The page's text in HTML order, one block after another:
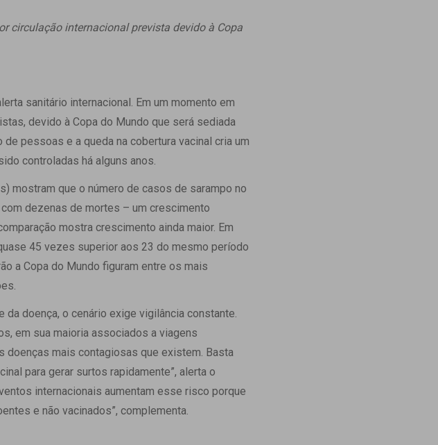
Ambiental
Empresas
circulação internacional prevista devido à Copa
sanitário internacional. Em um momento em
devido à Copa do Mundo que será sediada
pessoas e a queda na cobertura vacinal cria um
controladas há alguns anos.
mostram que o número de casos de sarampo no
dezenas de mortes – um crescimento
mostra crescimento ainda maior. Em
45 vezes superior aos 23 do mesmo período
a Copa do Mundo figuram entre os mais
doença, o cenário exige vigilância constante.
em sua maioria associados a viagens
doenças mais contagiosas que existem. Basta
para gerar surtos rapidamente”, alerta o
internacionais aumentam esse risco porque
e não vacinados”, complementa.